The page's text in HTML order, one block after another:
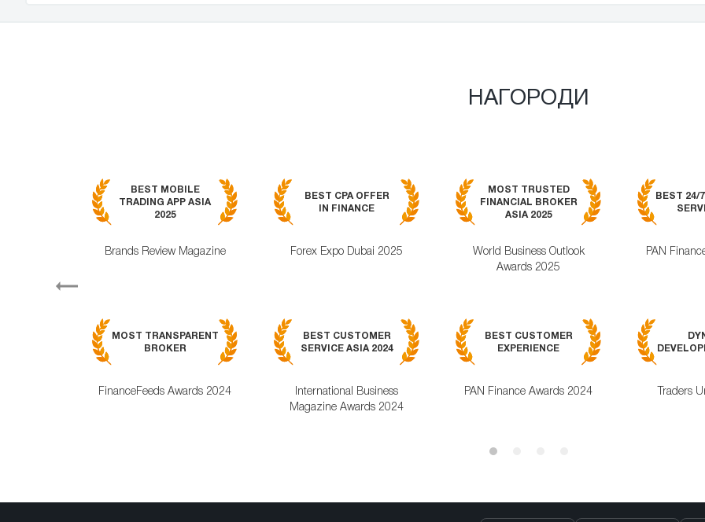
НАГОРОДИ
Previous
BEST MOBILE
TRADING APP ASIA
2025
Brands Review Magazine
BEST CPA OFFER
IN FINANCE
Forex Expo Dubai 2025
MOST TRUSTED
FINANCIAL BROKER
ASIA 2025
World Business Outlook
Awards 2025
BEST 24/
PAN
MOST TRANSPARENT
BROKER
FinanceFeeds Awards 2024
BEST CUSTOMER
SERVICE ASIA 2024
International Business
Magazine Awards 2024
BEST CUSTOMER
EXPERIENCE
PAN Finance Awards 2024 Traders